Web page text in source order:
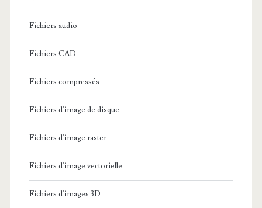
Fichiers audio
Fichiers CAD
Fichiers compressés
Fichiers d'image de disque
Fichiers d'image raster
Fichiers d'image vectorielle
Fichiers d'images 3D